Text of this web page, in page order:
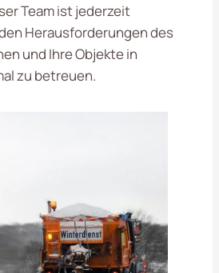
Team ist jederzeit
Herausforderungen des
und Ihre Objekte in
zu betreuen.